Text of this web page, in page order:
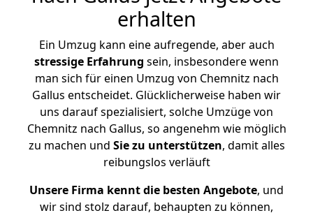
erhalten
Ein Umzug kann eine aufregende, aber auch
stressige Erfahrung sein, insbesondere wenn
man sich für einen Umzug von Chemnitz nach
Gallus entscheidet. Glücklicherweise haben wir
uns darauf spezialisiert, solche Umzüge von
Chemnitz nach Gallus, so angenehm wie möglich
zu machen und Sie zu unterstützen, damit alles
reibungslos verläuft
Unsere Firma kennt die besten Angebote, und
wir sind stolz darauf, behaupten zu können,